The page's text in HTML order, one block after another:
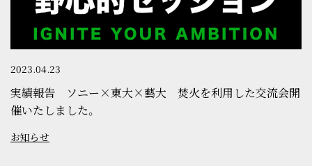
2023.04.23
実績報告 ソニー×東大×藝大 焚火を利用した交流会開
催いたしました。
お知らせ